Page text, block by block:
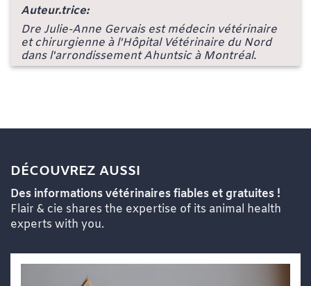
Auteur.trice:
Dre Julie-Anne Gervais est médecin vétérinaire
et chirurgienne à l'Hôpital Vétérinaire du Nord
dans l'arrondissement Ahuntsic à Montréal.
DÉCOUVREZ AUSSI
Des informations vétérinaires fiables et gratuites !
Flair & cie shares the expertise of its animal health
experts with you.